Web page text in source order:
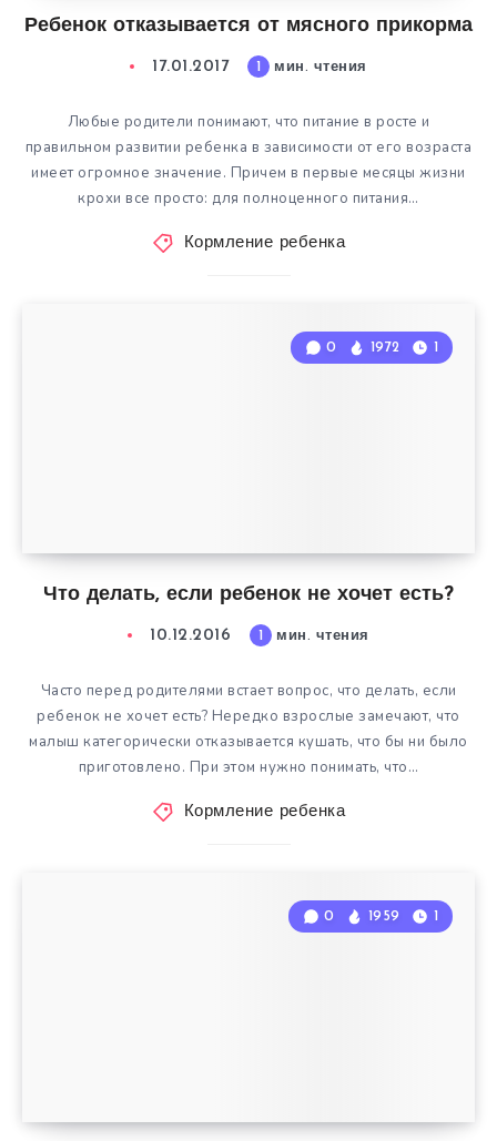
Ребенок отказывается от мясного прикорма
17.01.2017 1 мин. чтения
Любые родители понимают, что питание в росте и
правильном развитии ребенка в зависимости от его возраста
имеет огромное значение. Причем в первые месяцы жизни
крохи все просто: для полноценного питания…
Кормление ребенка
Что делать, если ребенок не хочет есть?
0 1972 1
10.12.2016 1 мин. чтения
Часто перед родителями встает вопрос, что делать, если
ребенок не хочет есть? Нередко взрослые замечают, что
малыш категорически отказывается кушать, что бы ни было
приготовлено. При этом нужно понимать, что…
Кормление ребенка
0 1959 1